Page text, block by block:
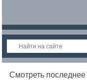
Смотреть